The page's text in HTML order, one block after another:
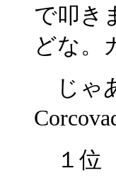
で叩き
どな。
じゃ
１位